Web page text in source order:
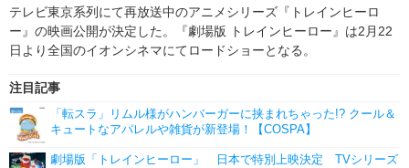
ゲーム 座談会
アニメ！アニメ！TV ABEMA Cafe
テレビ東京系列にて再放送中のアニメシリーズ『トレインヒーロ
ー』の映画公開が決定した。『劇場版 トレインヒーロー』は2月22
日より全国のイオンシネマにてロードショーとなる。
注目記事
「転スラ」リムル様がハンバーガーに挟まれちゃった!? クール＆
キュートなアパレルや雑貨が新登場！【COSPA】
劇場版「トレインヒーロー」 日本で特別上映決定 TVシリーズ